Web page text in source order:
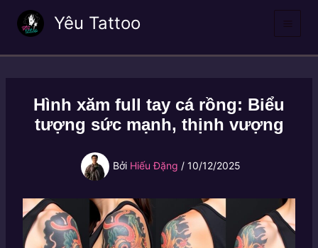
dung
Yêu Tattoo
Hình xăm full tay cá rồng: Biểu
tượng sức mạnh, thịnh vượng
Bởi Hiếu Đặng / 10/12/2025